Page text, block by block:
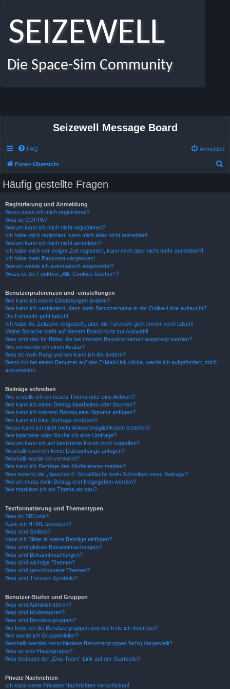
SEIZEWELL
Die Space-Sim Community
Seizewell Message Board
FAQ Anmelden
Foren-Übersicht
Häufig gestellte Fragen
Registrierung und Anmeldung
Wozu muss ich mich registrieren?
Was ist COPPA?
Warum kann ich mich nicht registrieren?
Ich habe mich registriert, kann mich aber nicht anmelden!
Warum kann ich mich nicht anmelden?
Ich habe mich vor einiger Zeit registriert, kann mich aber nicht mehr anmelden?!
Ich habe mein Passwort vergessen!
Warum werde ich automatisch abgemeldet?
Wozu ist die Funktion „Alle Cookies löschen“?
Benutzerpräferenzen und -einstellungen
Wie kann ich meine Einstellungen ändern?
Wie kann ich verhindern, dass mein Benutzername in der Online-Liste auftaucht?
Die Forenuhr geht falsch!
Ich habe die Zeitzone eingestellt, aber die Forenuhr geht immer noch falsch!
Meine Sprache steht auf diesem Board nicht zur Auswahl!
Was sind das für Bilder, die bei meinem Benutzernamen angezeigt werden?
Wie verwende ich einen Avatar?
Was ist mein Rang und wie kann ich ihn ändern?
Wenn ich bei einem Benutzer auf den E-Mail-Link klicke, werde ich aufgefordert, mich
anzumelden.
Beiträge schreiben
Wie erstelle ich ein neues Thema oder eine Antwort?
Wie kann ich einen Beitrag bearbeiten oder löschen?
Wie kann ich meinem Beitrag eine Signatur anfügen?
Wie kann ich eine Umfrage erstellen?
Wieso kann ich nicht mehr Antwortmöglichkeiten erstellen?
Wie bearbeite oder lösche ich eine Umfrage?
Warum kann ich auf bestimmte Foren nicht zugreifen?
Weshalb kann ich keine Dateianhänge anfügen?
Weshalb wurde ich verwarnt?
Wie kann ich Beiträge den Moderatoren melden?
Was bewirkt die „Speichern“-Schaltfläche beim Schreiben eines Beitrags?
Warum muss mein Beitrag erst freigegeben werden?
Wie markiere ich ein Thema als neu?
Textformatierung und Thementypen
Was ist BBCode?
Kann ich HTML benutzen?
Was sind Smilies?
Kann ich Bilder in meine Beiträge einfügen?
Was sind globale Bekanntmachungen?
Was sind Bekanntmachungen?
Was sind wichtige Themen?
Was sind geschlossene Themen?
Was sind Themen-Symbole?
Benutzer-Stufen und Gruppen
Was sind Administratoren?
Was sind Moderatoren?
Was sind Benutzergruppen?
Wo finde ich die Benutzergruppen und wie trete ich ihnen bei?
Wie werde ich Gruppenleiter?
Weshalb werden verschiedene Benutzergruppen farbig dargestellt?
Was ist eine Hauptgruppe?
Was bedeutet der „Das Team“-Link auf der Startseite?
Private Nachrichten
Ich kann keine Privaten Nachrichten verschicken!